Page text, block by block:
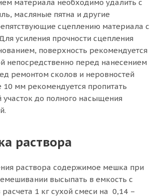
материала необходимо удалить с
масляные пятна и другие
сцеплению материала с
усиления прочности сцепления
поверхность рекомендуется
непосредственно перед нанесением
ремонтом сколов и неровностей
10 мм рекомендуется пропитать
до полного насыщения
раствора
раствора содержимое мешка при
высыпать в емкость с
расчета 1 кг сухой смеси на 0,14 –